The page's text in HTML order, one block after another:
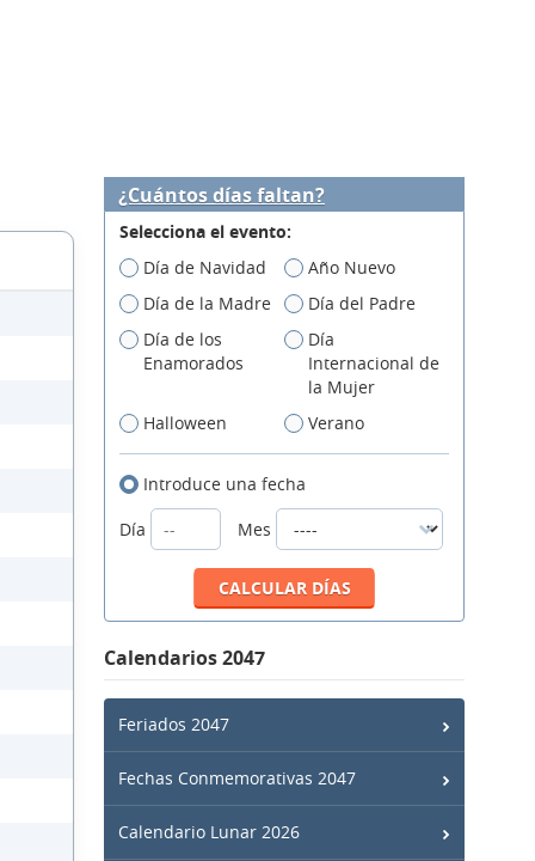
¿Cuántos días faltan?
Selecciona el evento:
Día de Navidad
Año Nuevo
Día de la Madre
Día del Padre
Día de los
Enamorados
Día
Internacional de
la Mujer
Halloween
Verano
Introduce una fecha
Día
Mes
Calendarios 2047
Feriados 2047
Fechas Conmemorativas 2047
Calendario Lunar 2026